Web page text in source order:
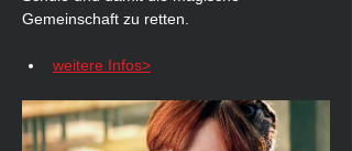
Gemeinschaft zu retten.
weitere Infos>